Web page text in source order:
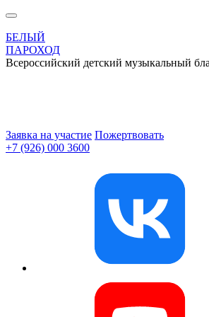
БЕЛЫЙ
ПАРОХОД
Всероссийский детский музыкальный
Заявка на участие Пожертвовать
+7 (926) 000 3600